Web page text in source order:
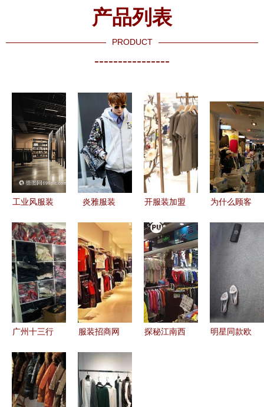
产品列表
PRODUCT
----------------
工业风服装
性与实用并
重的服饰零
售空间
炎雅服装
的完美融合
——2024
新品解析与
用户口碑
开服装加盟
从选对品牌
到稳健经营
的全面策略
为什么顾客
了 服装服
广州十三行
货全攻略
轻松找到优
质货源
服装招商网
售创新升级
探秘江南西
明星同款欧